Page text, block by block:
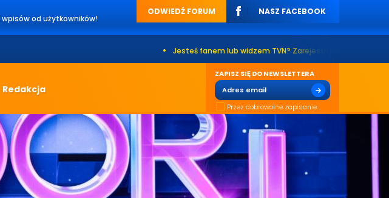
wpisów od użytkowników!
ODWIEDŹ FORUM NASZ FACEBOOK
Jesteś fanem lub widzem TVN? Zarejestruj się na naszym forum.
Redakcja
ZAPISZ SIĘ DO NEWSLETTERA
Przez dobrowolne zapisanie...